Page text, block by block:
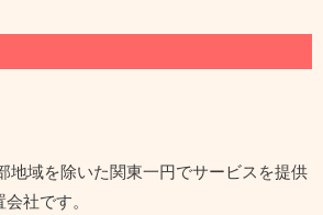
地域を除いた関東一円でサービスを提供
社です。